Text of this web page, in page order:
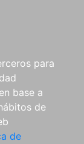
para
base a
de
de